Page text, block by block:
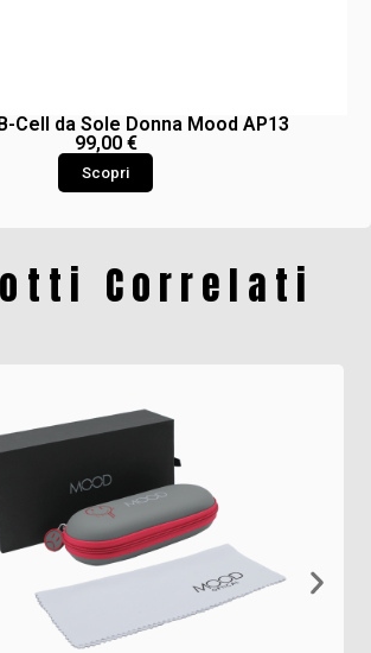
Cell da Sole Donna Mood AP13
99,00 €
Scopri
Correlati